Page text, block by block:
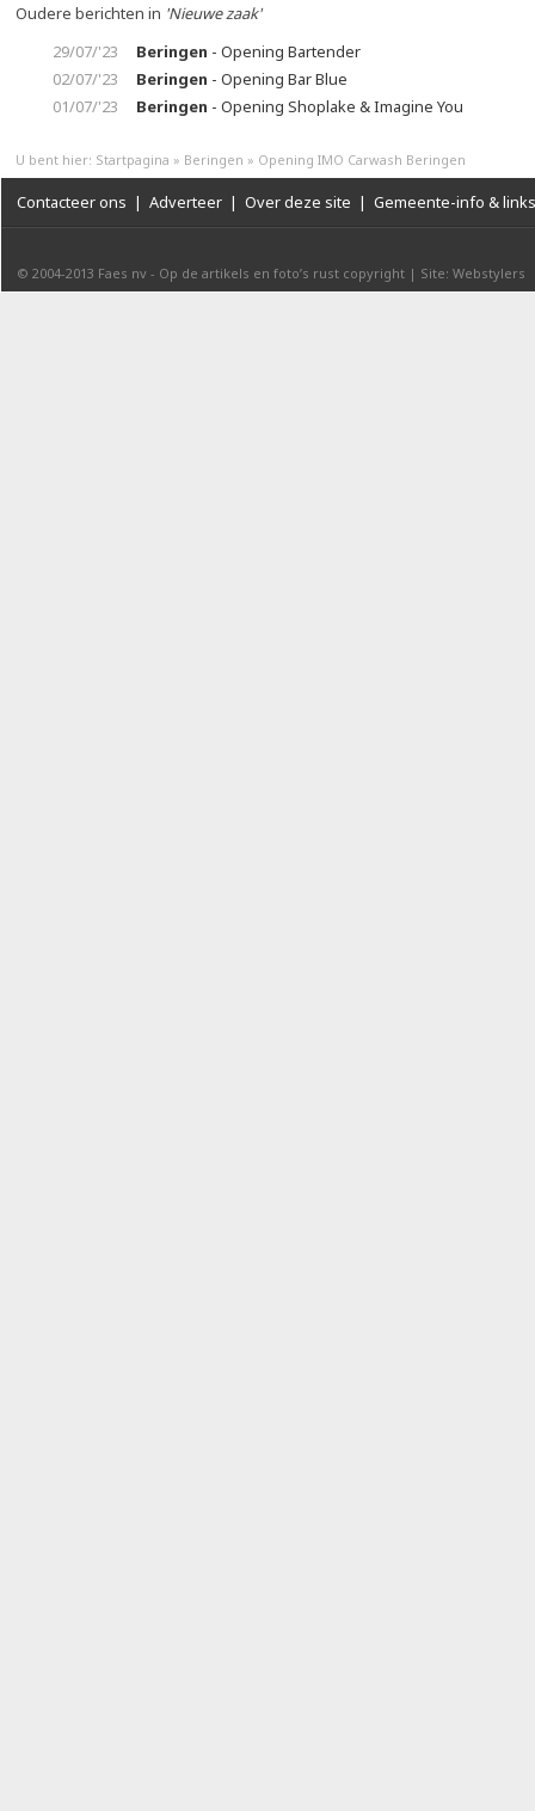
Oudere berichten in 'Nieuwe zaak'
29/07/'23
Beringen - Opening Bartender
02/07/'23
Beringen - Opening Bar Blue
01/07/'23
Beringen - Opening Shoplake & Imagine You
U bent hier: Startpagina » Beringen » Opening IMO Carwash Beringen
Contacteer ons | Adverteer | Over deze site | Gemeente-info & links
© 2004-2013 Faes nv - Op de artikels en foto’s rust copyright | Site: Webstylers